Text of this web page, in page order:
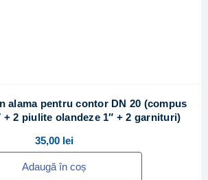
alama pentru contor DN 20 (compus
+ 2 piulite olandeze 1″ + 2 garnituri)
35,00 lei
Adaugă în coș